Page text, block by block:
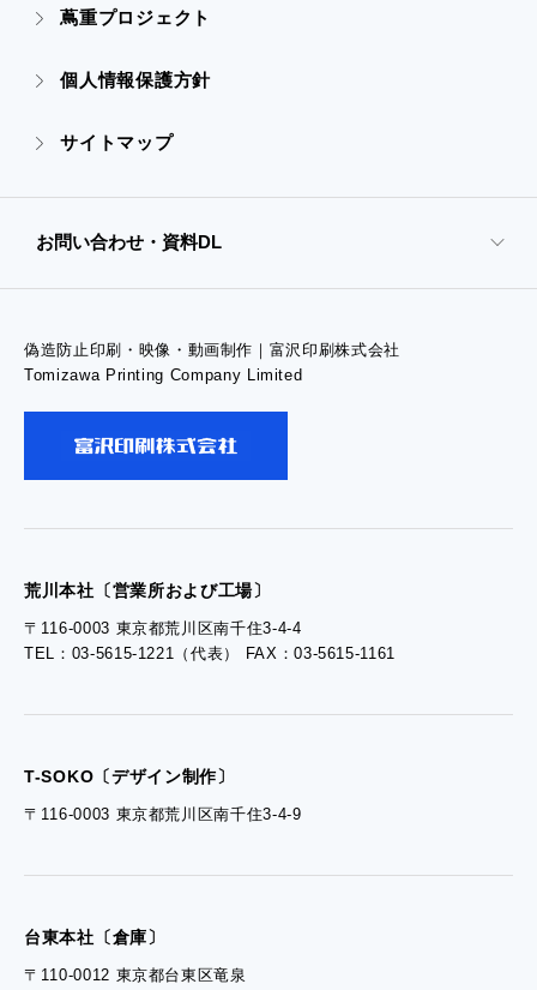
- CSR活動
- デザイン
蔦重プロジェクト
個人情報保護方針
サイトマップ
お問い合わせ・資料DL
- お問い合わせTOP
- お問い合わせ
- 採用お問い合わせ
偽造防止印刷・映像・動画制作｜富沢印刷株式会社
Tomizawa Printing Company Limited
荒川本社〔営業所および工場〕
〒116-0003 東京都荒川区南千住3-4-4
TEL：03-5615-1221（代表） FAX：03-5615-1161
T-SOKO〔デザイン制作〕
〒116-0003 東京都荒川区南千住3-4-9
台東本社〔倉庫〕
〒110-0012 東京都台東区竜泉